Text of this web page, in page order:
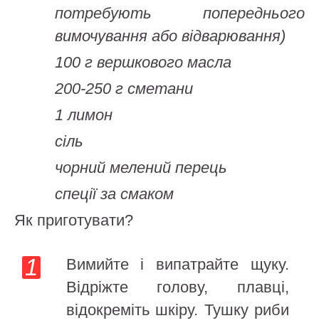
потребують попереднього
вимочування або відварювання)
100 г вершкового масла
200-250 г сметани
1 лимон
сіль
чорний мелений перець
спеції за смаком
Як приготувати?
Вимийте і випатрайте щуку.
Відріжте голову, плавці,
відокреміть шкіру. Тушку риби